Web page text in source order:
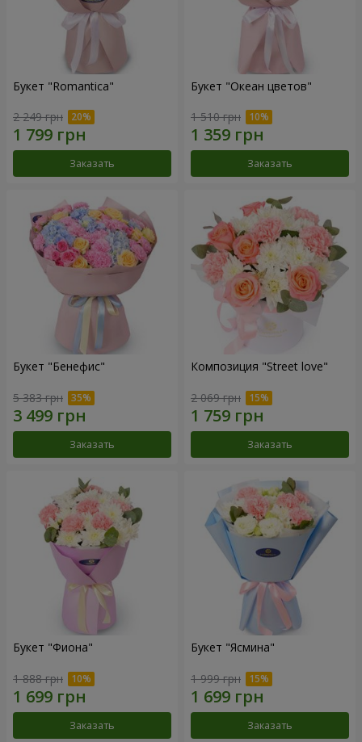
Букет "Romantica"
2 249 грн
Заказать
Букет "Океан цветов"
1 510 грн
Заказать
Букет "Бенефис"
5 383 грн
Заказать
Композиция "Street love"
2 069 грн
Заказать
Букет "Фиона"
1 888 грн
Заказать
Букет "Ясмина"
1 999 грн
Заказать